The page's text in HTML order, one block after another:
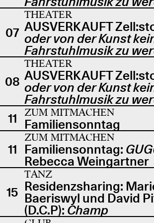
07
THEATER
AUSVERKAUFT
oder von der Kunst
Fahrstuhlmusik zu
08
THEATER
AUSVERKAUFT
oder von der Kunst
Fahrstuhlmusik zu
11
ZUM MITMACHEN
Familiensonntag
11
ZUM MITMACHEN
Familiensonntag:
Rebecca Weingartner
15
TANZ
Residenzsharing:
Baeriswyl und David
(D.C.P): Champ